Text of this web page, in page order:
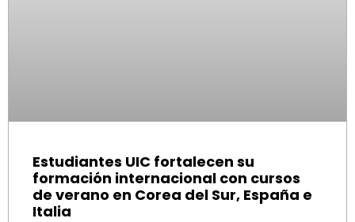
Estudiantes UIC fortalecen su
formación internacional con cursos
de verano en Corea del Sur, España e
Italia